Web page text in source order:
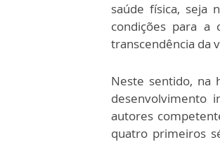
saúde física, seja
condições para a
transcendência da
Neste sentido, na
desenvolvimento
autores
quatro primeiros